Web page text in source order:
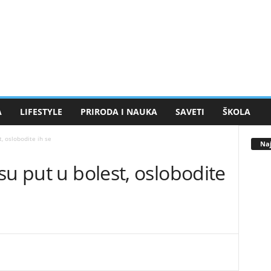
LIFESTYLE PRIRODA I NAUKA SAVETI ŠKOLA
oslobodite ih se
put u bolest, oslobodite